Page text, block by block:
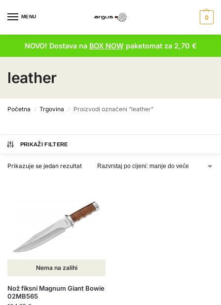
MENU 0
NOVO! Dostava na BOX NOWpaketomat za 2,70 €
leather
Početna / Trgovina / Proizvodi označeni “leather”
PRIKAŽI FILTERE
Prikazuje se jedan rezultat
Nema na zalihi
Nož fiksni Magnum Giant Bowie
02MB565